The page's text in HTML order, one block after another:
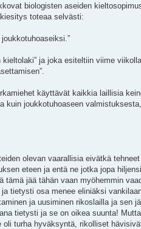
biologisten aseiden
toteaa selvästi:
ja joka esiteltiin viime
käyttävät kaikkia laillisia
joukkotuhoaseen
olevan vaarallisia eivätkä
eteen ja entä ne jotka jopa
jää tähän vaan myöhemmin
tietysti osa menee eliniäksi
ja uusiminen rikoslailla ja sen
tietysti ja se on oikea suunta!
turha hyväksyntä, rikolliset